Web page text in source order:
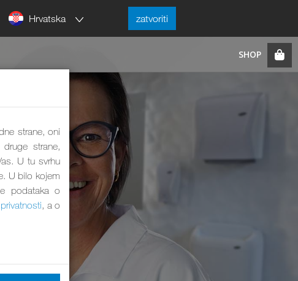
Hrvatska zatvoriti
strane, oni
strane,
U tu svrhu
U bilo kojem
podataka o
privatnosti, a o